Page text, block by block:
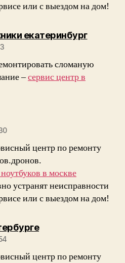
или с выездом на дом!
екатеринбургsagt:
сломаную
–сервис центр в
центр по ремонту
в москве
устранят неисправности
или с выездом на дом!
sagt:
центр по ремонту